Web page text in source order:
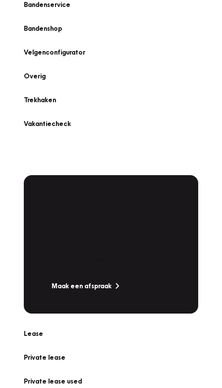
Bandenservice
Bandenshop
Velgenconfigurator
Overig
Trekhaken
Vakantiecheck
Maak een afspraak
Lease
Private lease
Private lease used